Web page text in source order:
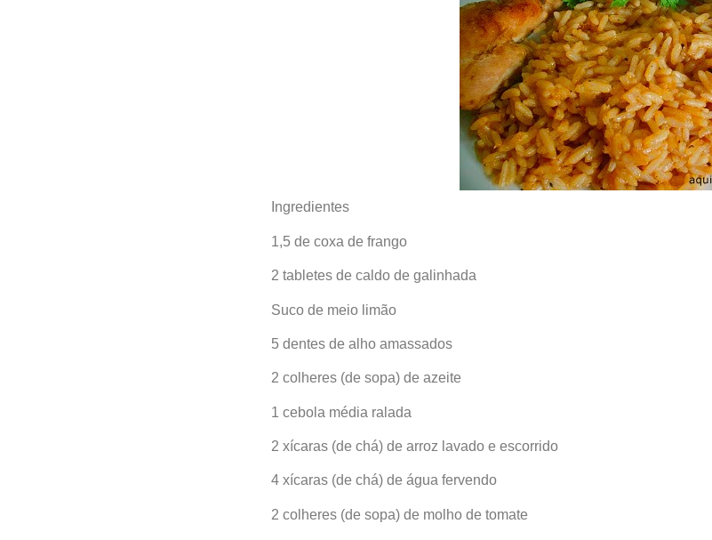
Ingredientes
1,5 de coxa de frango
2 tabletes de caldo de galinhada
Suco de meio limão
5 dentes de alho amassados
2 colheres (de sopa) de azeite
1 cebola média ralada
2 xícaras (de chá) de arroz lavado e escorrido
4 xícaras (de chá) de água fervendo
2 colheres (de sopa) de molho de tomate